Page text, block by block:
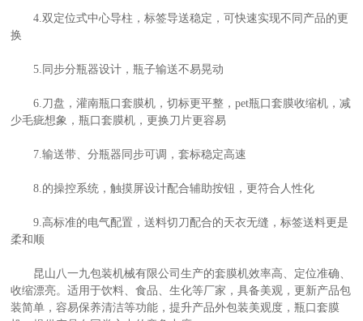
4.双定位式中心导柱，标签导送稳定，可快速实现不同产品的更
换
5.同步分瓶器设计，瓶子输送不易晃动
6.刀盘，灌南瓶口套膜机，切标更平整，pet瓶口套膜收缩机，减
少毛疵想象，瓶口套膜机，更换刀片更容易
7.输送带、分瓶器同步可调，套标稳定高速
8.的操控系统，触摸屏设计配合辅助按钮，更符合人性化
9.高标准的电气配置，送料切刀配合的天衣无缝，标签送料更是
柔和顺
昆山八一九包装机械有限公司生产的套膜机效率高、定位准确、
收缩漂亮。适用于饮料、食品、生化等厂家，具备美观，更新产品包
装简单，容易保养清洁等功能，提升产品外包装美观度，瓶口套膜